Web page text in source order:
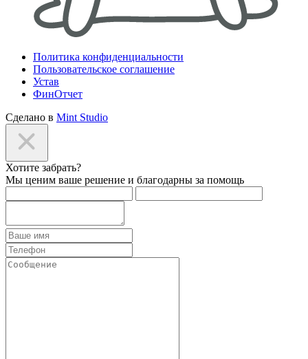
Политика конфиденциальности
Пользовательское соглашение
Устав
ФинОтчет
Сделано в Mint Studio
Хотите забрать?
Мы ценим ваше решение и благодарны за помощь